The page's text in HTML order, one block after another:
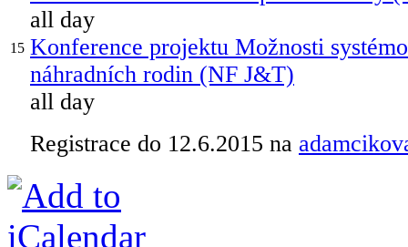
15
all day
Konference projektu Možnosti
náhradních rodin (NF J&T)
all day
Registrace do 12.6.2015 na